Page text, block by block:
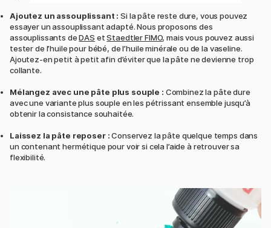
Ajoutez un assouplissant : Si la pâte reste dure, vous pouvez
essayer un assouplissant adapté. Nous proposons des
assouplissants deDAS etStaedtler FIMO, mais vous pouvez aussi
tester de l’huile pour bébé, de l’huile minérale ou de la vaseline.
Ajoutez-en petit à petit afin d’éviter que la pâte ne devienne trop
collante.
Mélangez avec une pâte plus souple : Combinez la pâte dure
avec une variante plus souple en les pétrissant ensemble jusqu’à
obtenir la consistance souhaitée.
Laissez la pâte reposer :Conservez la pâte quelque temps dans
un contenant hermétique pour voir si cela l’aide à retrouver sa
flexibilité.